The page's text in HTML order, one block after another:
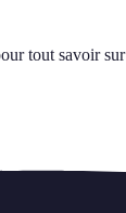
tout savoir sur